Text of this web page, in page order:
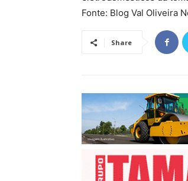
Fonte: Blog Val Oliveira
Share